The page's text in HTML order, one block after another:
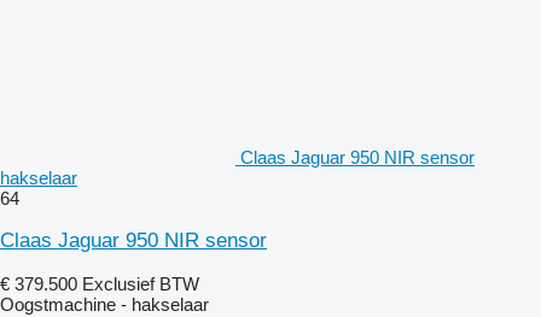
Claas Jaguar 950 NIR sensor
hakselaar
64
Claas Jaguar 950 NIR sensor
€ 379.500 Exclusief BTW
Oogstmachine - hakselaar